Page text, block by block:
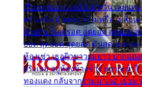
เรื่องแน่นอน แต่ฉันไม่หวั่น เลยแห
พรั่นพรือ มันตอบว่าไม่พรื่อ เปลี่ยนเ
ด้วยกัน ก็เลยรอด สุดยอด สุดยอด
ยอด สุดยอด สุดยอด มันสุดยอด แอ
ห้องเช่า เธอผิวขาวผมยาว ปากแด
จริงเธอ อยู่ห้องข้างข้าง อยากเข้า
ทองแดง กลับจากรามมาเจอ เธอ